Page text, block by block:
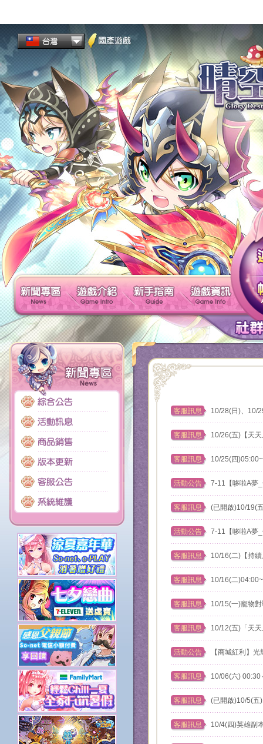
新聞專區 遊戲介紹 新手指南
客服訊息 10/28(日)、10/
客服訊息 10/26(五)【天
客服訊息 10/25(四
活動公告 7-11【哆啦A夢
客服訊息 (已開啟)10/19(
活動公告 7-11【哆啦A夢
客服訊息 10/16(二)【持
客服訊息 10/16(二
客服訊息 10/15(一)寵物
客服訊息 10/12(五)「天
活動公告 【商城紅利】
客服訊息 10/06(六) 00:30
客服訊息 (已開啟)10/5(五
客服訊息 10/4(四)英雄副